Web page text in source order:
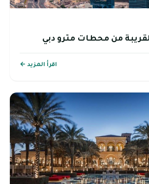
القريبة من محطات مترو دبي
اقرأ المزيد ←